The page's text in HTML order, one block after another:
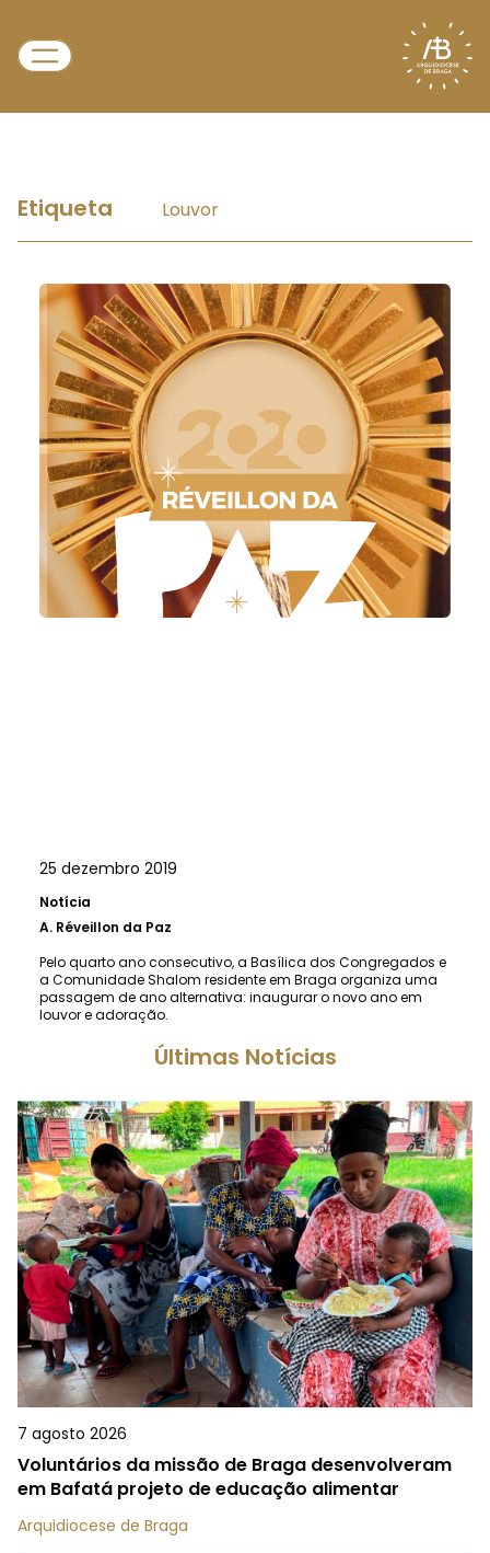
Etiqueta Louvor
25 dezembro 2019
Notícia
A. Réveillon da Paz
Pelo quarto ano consecutivo, a Basílica dos Congregados e
a Comunidade Shalom residente em Braga organiza uma
passagem de ano alternativa: inaugurar o novo ano em
louvor e adoração.
Últimas Notícias
7 agosto 2026
Voluntários da missão de Braga desenvolveram
em Bafatá projeto de educação alimentar
Arquidiocese de Braga